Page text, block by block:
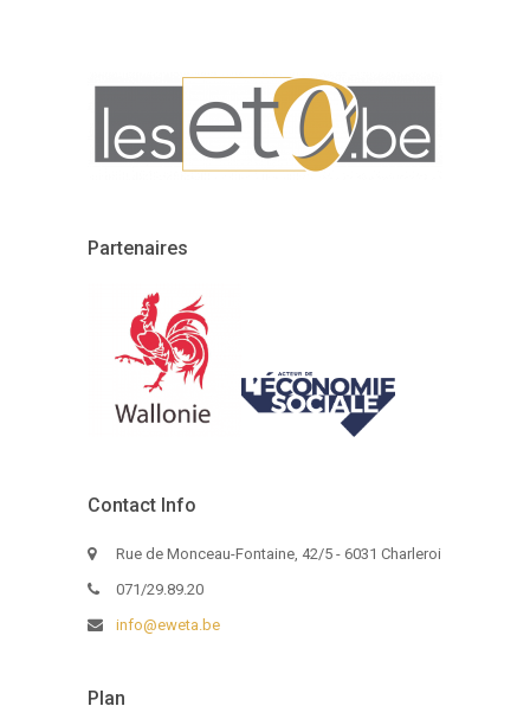
Partenaires
Contact Info
Rue de Monceau-Fontaine, 42/5 - 6031 Charleroi
071/29.89.20
info@eweta.be
Plan